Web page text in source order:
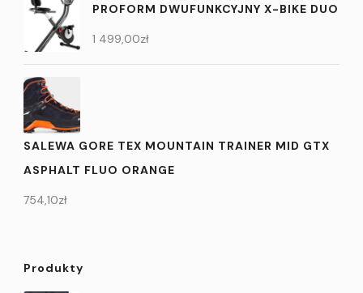
PROFORM DWUFUNKCYJNY X-BIKE DUO
1 499,00zł
SALEWA GORE TEX MOUNTAIN TRAINER MID GTX
ASPHALT FLUO ORANGE
754,10zł
Produkty